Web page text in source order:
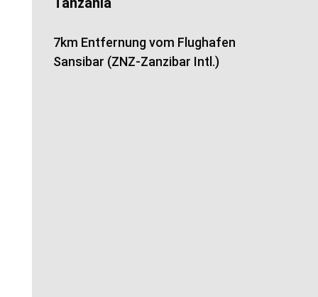
7km Entfernung vom Flughafen
Sansibar (ZNZ-Zanzibar Intl.)